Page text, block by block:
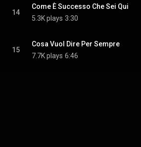
14
Come È Successo Che Sei Qui
5.3K plays 3:30
15
Cosa Vuol Dire Per Sempre
7.7K plays 6:46